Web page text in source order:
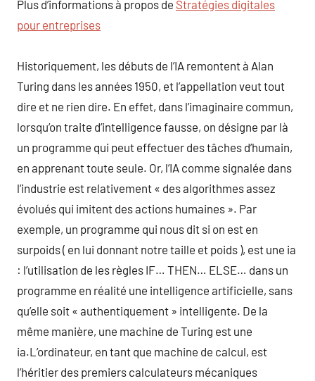
Plus d’informations à propos de Stratégies digitales
pour entreprises
Historiquement, les débuts de l’IA remontent à Alan
Turing dans les années 1950, et l’appellation veut tout
dire et ne rien dire. En effet, dans l’imaginaire commun,
lorsqu’on traite d’intelligence fausse, on désigne par là
un programme qui peut effectuer des tâches d’humain,
en apprenant toute seule. Or, l’IA comme signalée dans
l’industrie est relativement « des algorithmes assez
évolués qui imitent des actions humaines ». Par
exemple, un programme qui nous dit si on est en
surpoids ( en lui donnant notre taille et poids ), est une ia
: l’utilisation de les règles IF… THEN… ELSE… dans un
programme en réalité une intelligence artificielle, sans
qu’elle soit « authentiquement » intelligente. De la
même manière, une machine de Turing est une
ia.L’ordinateur, en tant que machine de calcul, est
l’héritier des premiers calculateurs mécaniques